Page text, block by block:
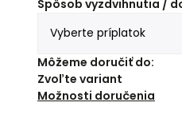
Spôsob vyzdvihnutia /
Môžeme doručiť do:
Zvoľte variant
Možnosti doručenia